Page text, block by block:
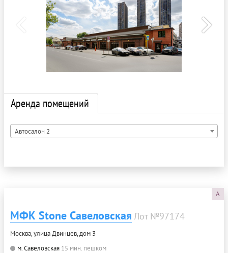
Аренда помещений
Автосалон 2
A
МФК Stone Савеловская Лот №97174
Москва, улица Двинцев, дом 3
м. Савеловская 15 мин. пешком